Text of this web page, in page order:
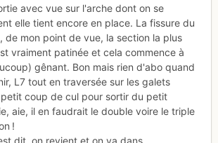
avec vue sur l'arche dont on se
elle tient encore en place. La fissure du
de mon point de vue, la section la plus
vraiment patinée et cela commence à
gênant. Bon mais rien d'abo quand
L7 tout en traversée sur les galets
coup de cul pour sortir du petit
aie, il en faudrait le double voire le triple
!
dit, on revient et on va dans